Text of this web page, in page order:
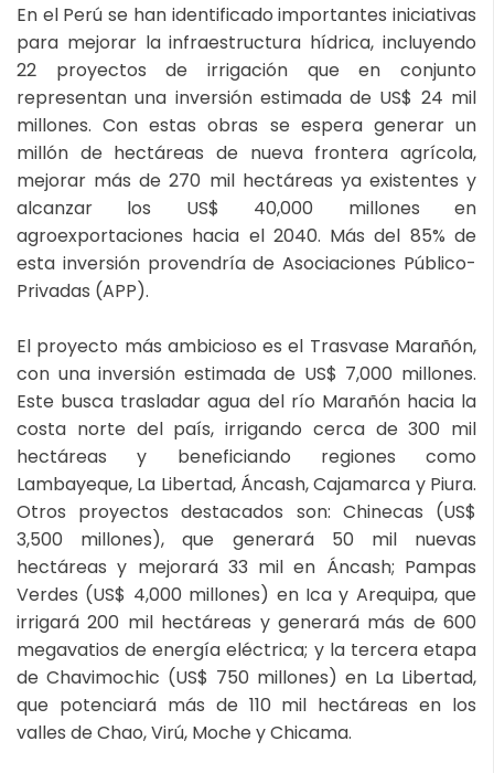
En el Perú se han identificado importantes iniciativas
para mejorar la infraestructura hídrica, incluyendo
22 proyectos de irrigación que en conjunto
representan una inversión estimada de US$ 24 mil
millones. Con estas obras se espera generar un
millón de hectáreas de nueva frontera agrícola,
mejorar más de 270 mil hectáreas ya existentes y
alcanzar los US$ 40,000 millones en
agroexportaciones hacia el 2040. Más del 85% de
esta inversión provendría de Asociaciones Público-
Privadas (APP).
El proyecto más ambicioso es el Trasvase Marañón,
con una inversión estimada de US$ 7,000 millones.
Este busca trasladar agua del río Marañón hacia la
costa norte del país, irrigando cerca de 300 mil
hectáreas y beneficiando regiones como
Lambayeque, La Libertad, Áncash, Cajamarca y Piura.
Otros proyectos destacados son: Chinecas (US$
3,500 millones), que generará 50 mil nuevas
hectáreas y mejorará 33 mil en Áncash; Pampas
Verdes (US$ 4,000 millones) en Ica y Arequipa, que
irrigará 200 mil hectáreas y generará más de 600
megavatios de energía eléctrica; y la tercera etapa
de Chavimochic (US$ 750 millones) en La Libertad,
que potenciará más de 110 mil hectáreas en los
valles de Chao, Virú, Moche y Chicama.